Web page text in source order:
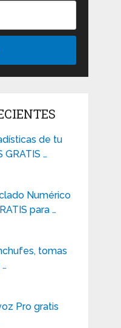
de tu
GRATIS …
Numérico
para …
tomas
Pro gratis